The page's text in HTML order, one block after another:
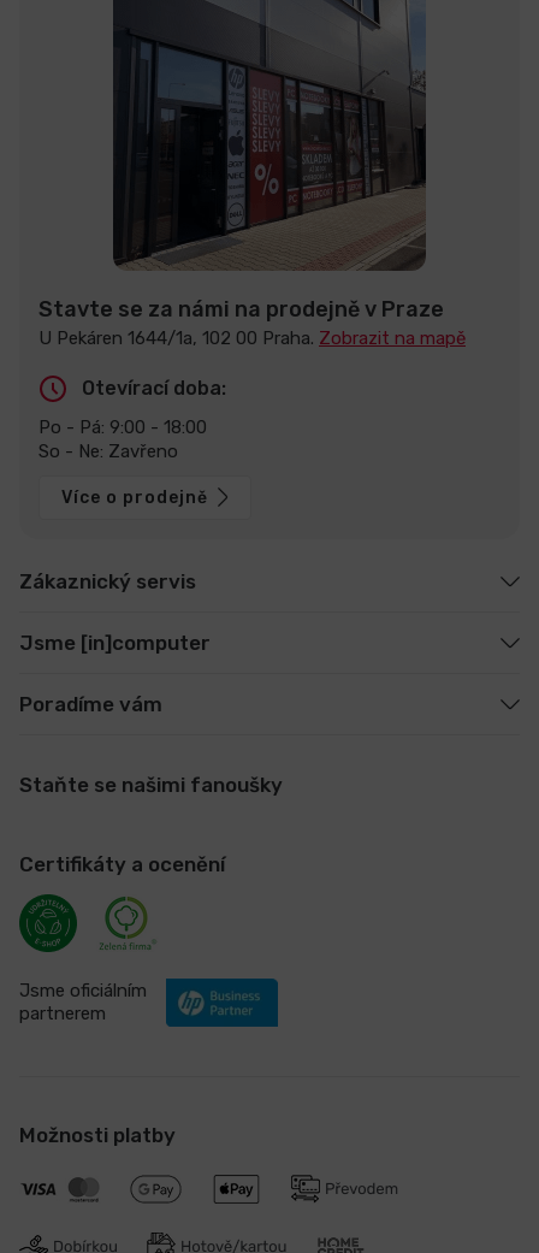
Stavte se za námi na prodejně v Praze
U Pekáren 1644/1a, 102 00 Praha. Zobrazit na mapě
Otevírací doba:
Po - Pá: 9:00 - 18:00
So - Ne: Zavřeno
Více o prodejně
Zákaznický servis
Jsme [in]computer
Poradíme vám
Staňte se našimi fanoušky
Certifikáty a ocenění
Jsme oficiálním
partnerem
Možnosti platby